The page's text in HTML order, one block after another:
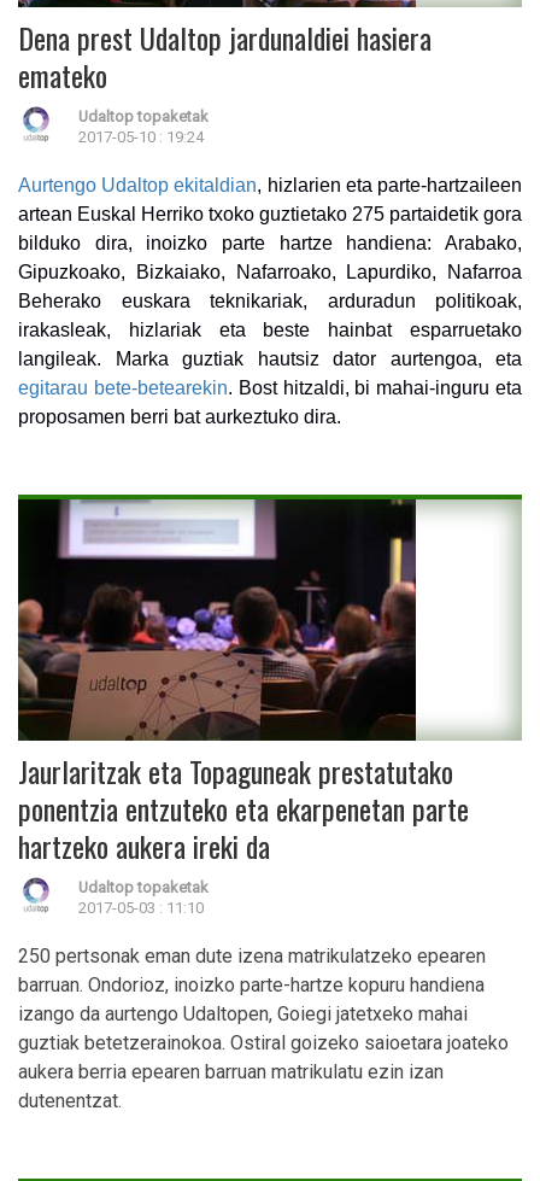
Dena prest Udaltop jardunaldiei hasiera
emateko
Udaltop topaketak
2017-05-10 : 19:24
Aurtengo Udaltop ekitaldian, hizlarien eta parte-hartzaileen
artean Euskal Herriko txoko guztietako 275 partaidetik gora
bilduko dira, inoizko parte hartze handiena: Arabako,
Gipuzkoako, Bizkaiako, Nafarroako, Lapurdiko, Nafarroa
Beherako euskara teknikariak, arduradun politikoak,
irakasleak, hizlariak eta beste hainbat esparruetako
langileak. Marka guztiak hautsiz dator aurtengoa, eta
egitarau bete-betearekin. Bost hitzaldi, bi mahai-inguru eta
proposamen berri bat aurkeztuko dira.
Jaurlaritzak eta Topaguneak prestatutako
ponentzia entzuteko eta ekarpenetan parte
hartzeko aukera ireki da
Udaltop topaketak
2017-05-03 : 11:10
250 pertsonak eman dute izena matrikulatzeko epearen
barruan. Ondorioz, inoizko parte-hartze kopuru handiena
izango da aurtengo Udaltopen, Goiegi jatetxeko mahai
guztiak betetzerainokoa. Ostiral goizeko saioetara joateko
aukera berria epearen barruan matrikulatu ezin izan
dutenentzat.